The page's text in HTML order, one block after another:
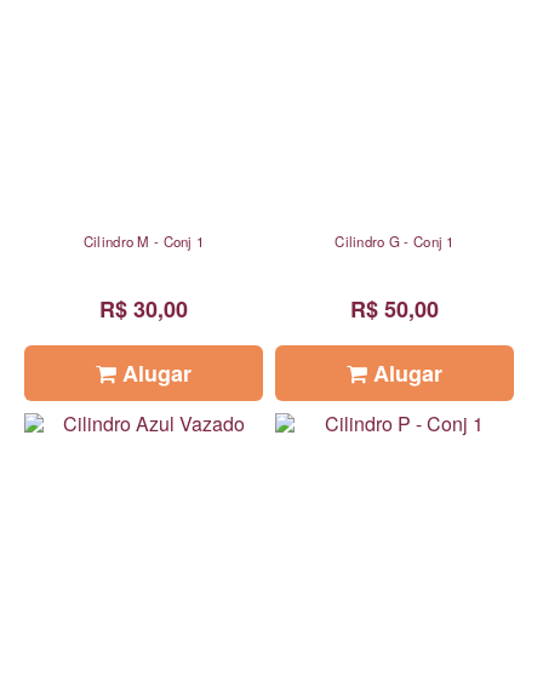
Cilindro M - Conj 1
R$ 30,00
Alugar
Cilindro G - Conj 1
R$ 50,00
Alugar